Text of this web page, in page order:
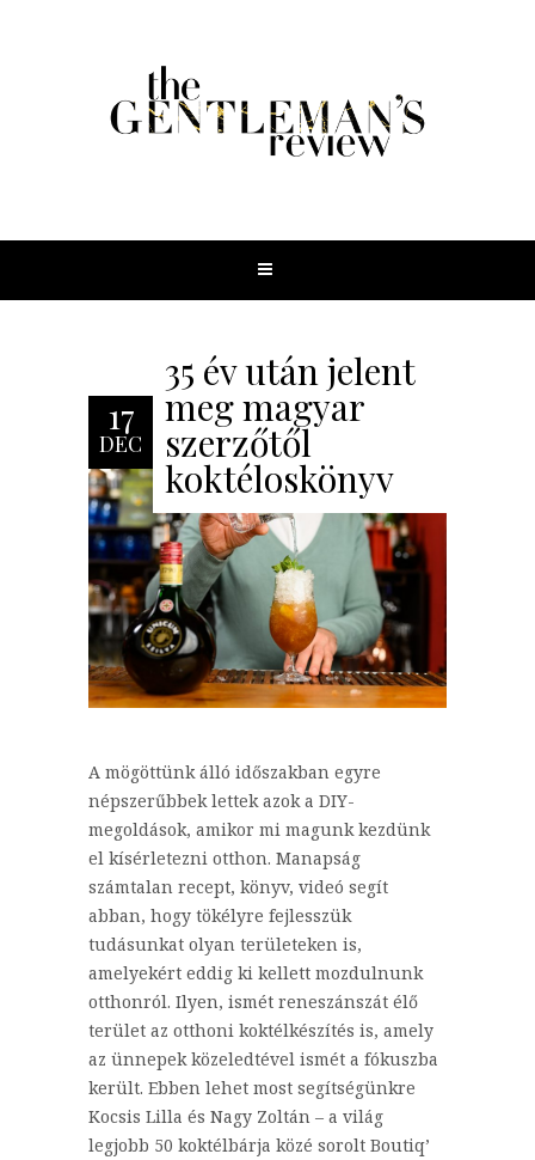
17
DEC
35 év után jelent
meg magyar
szerzőtől
koktéloskönyv
A mögöttünk álló időszakban egyre
népszerűbbek lettek azok a DIY-
megoldások, amikor mi magunk kezdünk
el kísérletezni otthon. Manapság
számtalan recept, könyv, videó segít
abban, hogy tökélyre fejlesszük
tudásunkat olyan területeken is,
amelyekért eddig ki kellett mozdulnunk
otthonról. Ilyen, ismét reneszánszát élő
terület az otthoni koktélkészítés is, amely
az ünnepek közeledtével ismét a fókuszba
került. Ebben lehet most segítségünkre
Kocsis Lilla és Nagy Zoltán – a világ
legjobb 50 koktélbárja közé sorolt Boutiq’